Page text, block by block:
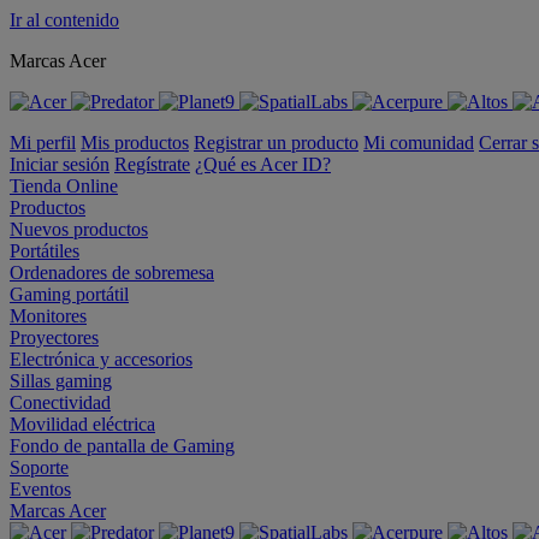
Ir al contenido
Marcas Acer
Mi perfil Mis productos Registrar un producto Mi comunidad Cerrar
Iniciar sesión Regístrate ¿Qué es Acer ID?
Tienda Online
Productos
Nuevos productos
Portátiles
Ordenadores de sobremesa
Gaming portátil
Monitores
Proyectores
Electrónica y accesorios
Sillas gaming
Conectividad
Movilidad eléctrica
Fondo de pantalla de Gaming
Soporte
Eventos
Marcas Acer